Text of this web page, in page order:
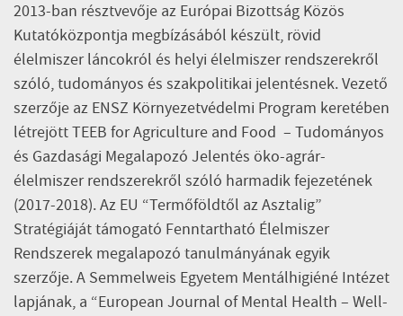
2013-ban résztvevője az Európai Bizottság Közös
Kutatóközpontja megbízásából készült, rövid
élelmiszer láncokról és helyi élelmiszer rendszerekről
szóló, tudományos és szakpolitikai jelentésnek. Vezető
szerzője az ENSZ Környezetvédelmi Program keretében
létrejött TEEB for Agriculture and Food – Tudományos
és Gazdasági Megalapozó Jelentés öko-agrár-
élelmiszer rendszerekről szóló harmadik fejezetének
(2017-2018). Az EU “Termőföldtől az Asztalig”
Stratégiáját támogató Fenntartható Élelmiszer
Rendszerek megalapozó tanulmányának egyik
szerzője. A Semmelweis Egyetem Mentálhigiéné Intézet
lapjának, a “European Journal of Mental Health – Well-